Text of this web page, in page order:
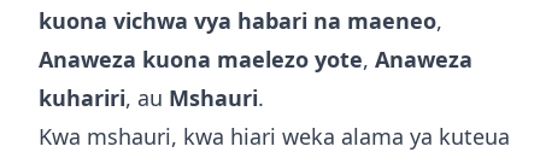
kuona vichwa vya habari na maeneo,
Anaweza kuona maelezo yote, Anaweza
kuhariri, au Mshauri.
Kwa mshauri, kwa hiari weka alama ya kuteua